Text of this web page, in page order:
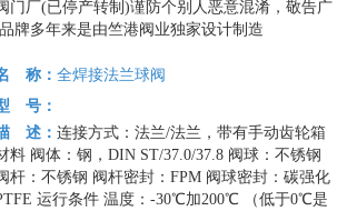
门厂(已停产转制)谨防个别人恶意混淆，敬告广
牌多年来是由竺港阀业独家设计制造
称：全焊接法兰球阀
号：
述：连接方式：法兰/法兰，带有手动齿轮箱
料 阀体：钢，DIN ST/37.0/37.8 阀球：不锈钢
杆：不锈钢 阀杆密封：FPM 阀球密封：碳强化
运行条件温度：-30℃加200℃
（低于0℃是